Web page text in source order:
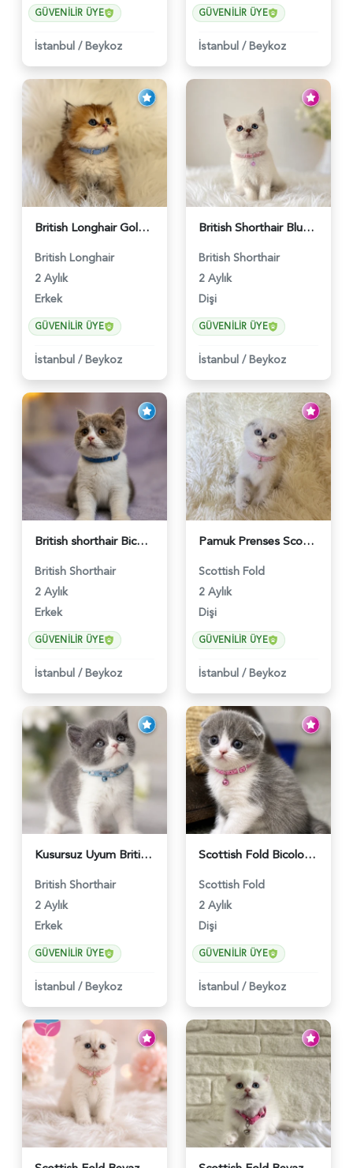
GÜVENILIR ÜYE
İstanbul / Beykoz
GÜVENILIR ÜYE
İstanbul / Beykoz
British Longhair Golden Erkek Yavrumuz - 5910
British Longhair
2 Aylık
Erkek
GÜVENILIR ÜYE
İstanbul / Beykoz
British Shorthair Blue Point Kızımız 2 Aylık - 5149
British Shorthair
2 Aylık
Dişi
GÜVENILIR ÜYE
İstanbul / Beykoz
British shorthair Bicolor Lilac Erkek - 5905
British Shorthair
2 Aylık
Erkek
GÜVENILIR ÜYE
İstanbul / Beykoz
Pamuk Prenses Scottish Fold Maviş Yavrumuz - 6009
Scottish Fold
2 Aylık
Dişi
GÜVENILIR ÜYE
İstanbul / Beykoz
Kusursuz Uyum British Shorthair Bi Color Erkek - 6011
British Shorthair
2 Aylık
Erkek
GÜVENILIR ÜYE
İstanbul / Beykoz
Scottish Fold Bicolor Lilac Dişi - 6014
Scottish Fold
2 Aylık
Dişi
GÜVENILIR ÜYE
İstanbul / Beykoz